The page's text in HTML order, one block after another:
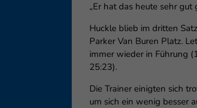
„Er hat das heute sehr gut
Huckle blieb im dritten
Parker Van Buren Platz.
immer wieder in Führung
25:23).
Die Trainer einigten sich
um sich ein wenig besser